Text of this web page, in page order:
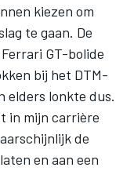
kiezen om
te gaan. De
GT-bolide
bij het DTM-
elders lonkte dus.
in mijn carrière
de
en aan een